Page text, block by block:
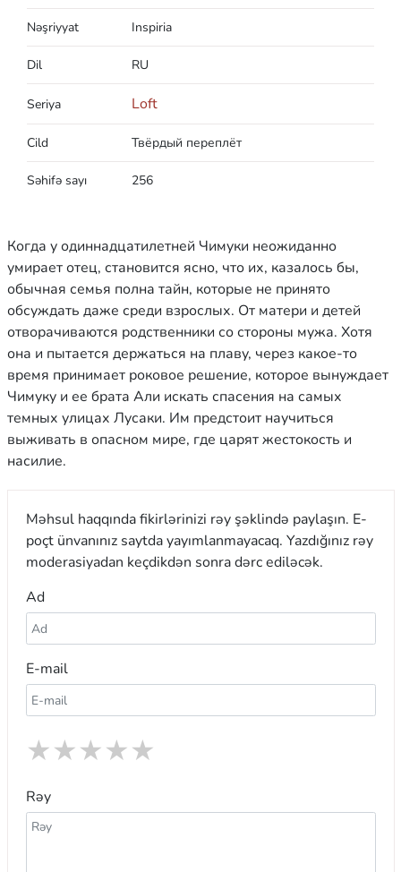
Nəşriyyat Inspiria
Dil RU
Seriya Loft
Cild Твёрдый переплёт
Səhifə sayı 256
Когда у одиннадцатилетней Чимуки неожиданно
умирает отец, становится ясно, что их, казалось бы,
обычная семья полна тайн, которые не принято
обсуждать даже среди взрослых. От матери и детей
отворачиваются родственники со стороны мужа. Хотя
она и пытается держаться на плаву, через какое-то
время принимает роковое решение, которое вынуждает
Чимуку и ее брата Али искать спасения на самых
темных улицах Лусаки. Им предстоит научиться
выживать в опасном мире, где царят жестокость и
насилие.
Məhsul haqqında fikirlərinizi rəy şəklində paylaşın. E-
poçt ünvanınız saytda yayımlanmayacaq. Yazdığınız rəy
moderasiyadan keçdikdən sonra dərc ediləcək.
Ad
E-mail
★
★
★
★
★
Rəy